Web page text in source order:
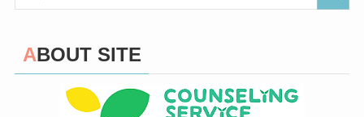
ABOUT SITE